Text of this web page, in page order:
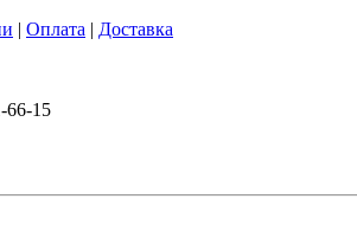
| Оплата | Доставка
66-15